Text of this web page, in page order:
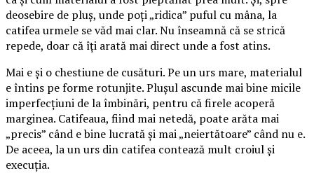
deosebire de pluș, unde poți „ridica” puful cu mâna, la
catifea urmele se văd mai clar. Nu înseamnă că se strică
repede, doar că îți arată mai direct unde a fost atins.
Mai e și o chestiune de cusături. Pe un urs mare, materialul
e întins pe forme rotunjite. Plușul ascunde mai bine micile
imperfecțiuni de la îmbinări, pentru că firele acoperă
marginea. Catifeaua, fiind mai netedă, poate arăta mai
„precis” când e bine lucrată și mai „neiertătoare” când nu e.
De aceea, la un urs din catifea contează mult croiul și
execuția.